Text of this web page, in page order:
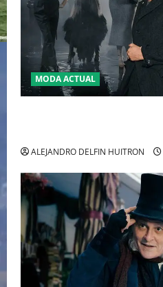
MODA ACTUAL
ALEJANDRO DELFIN HUITRON